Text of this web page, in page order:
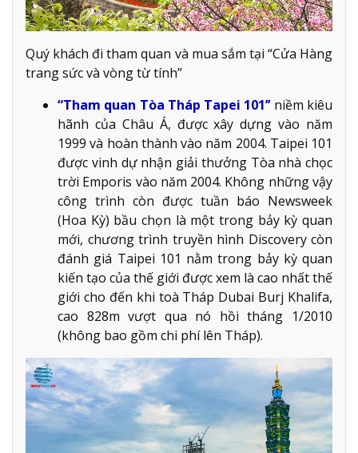
Quý khách đi tham quan và mua sắm tại “Cửa Hàng
trang sức và vòng từ tính”
“Tham quan Tòa Tháp Tapei 101’’ niềm kiêu
hãnh của Châu Á, được xây dựng vào năm
1999 và hoàn thành vào năm 2004. Taipei 101
được vinh dự nhận giải thưởng Tòa nhà chọc
trời Emporis vào năm 2004. Không những vậy
công trình còn được tuần báo Newsweek
(Hoa Kỳ) bầu chọn là một trong bảy kỳ quan
mới, chương trình truyền hình Discovery còn
đánh giá Taipei 101 nằm trong bảy kỳ quan
kiến tạo của thế giới được xem là cao nhất thế
giới cho đến khi toà Tháp Dubai Burj Khalifa,
cao 828m vượt qua nó hồi tháng 1/2010
(không bao gồm chi phí lên Tháp).